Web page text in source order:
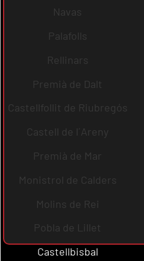
Navas
Palafolls
Rellinars
Premià de Dalt
Castellfollit de Riubregós
Castell de l´Areny
Premià de Mar
Monistrol de Calders
Molins de Rei
Pobla de Lillet
Castellbisbal